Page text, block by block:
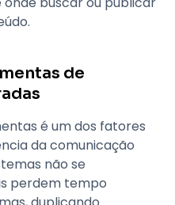
de
é um dos fatores
da comunicação
não se
perdem tempo